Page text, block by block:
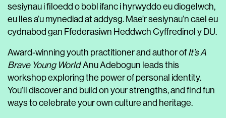
sesiynau i filoedd o bobl ifanc i hyrwyddo eu diogelwch,
eu lles a’u mynediad at addysg. Mae’r sesiynau’n cael eu
cydnabod gan Ffederasiwn Heddwch Cyffredinol y DU.
Award-winning youth practitioner and author of It’s A
Brave Young WorldAnu Adebogun leads this
workshop exploring the power of personal identity.
You’ll discover and build on your strengths, and find fun
ways to celebrate your own culture and heritage.